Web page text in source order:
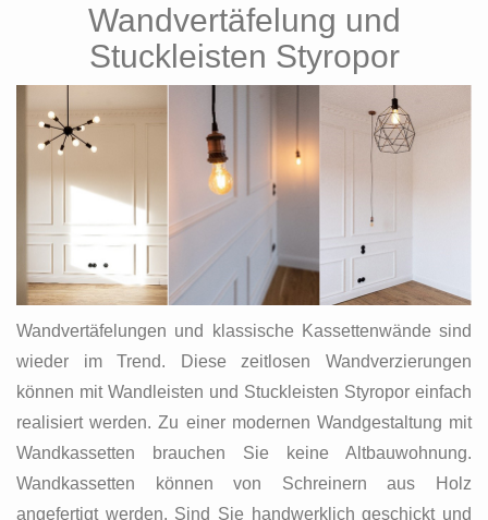
Wandvertäfelung und
Stuckleisten Styropor
Wandvertäfelungen und klassische Kassettenwände sind
wieder im Trend. Diese zeitlosen Wandverzierungen
können mit Wandleisten und Stuckleisten Styropor einfach
realisiert werden. Zu einer modernen Wandgestaltung mit
Wandkassetten brauchen Sie keine Altbauwohnung.
Wandkassetten können von Schreinern aus Holz
angefertigt werden. Sind Sie handwerklich geschickt und